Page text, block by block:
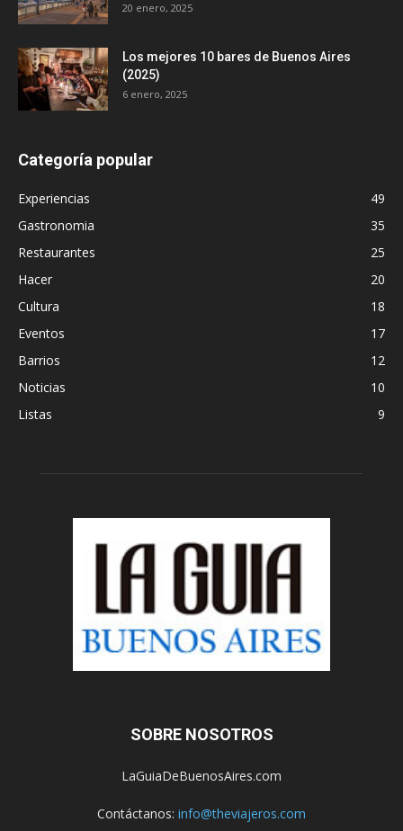
20 enero, 2025
Los mejores 10 bares de Buenos Aires
(2025)
6 enero, 2025
Categoría popular
Experiencias
49
Gastronomia
35
Restaurantes
25
Hacer
20
Cultura
18
Eventos
17
Barrios
12
Noticias
10
Listas
9
SOBRE NOSOTROS
LaGuiaDeBuenosAires.com
Contáctanos: info@theviajeros.com